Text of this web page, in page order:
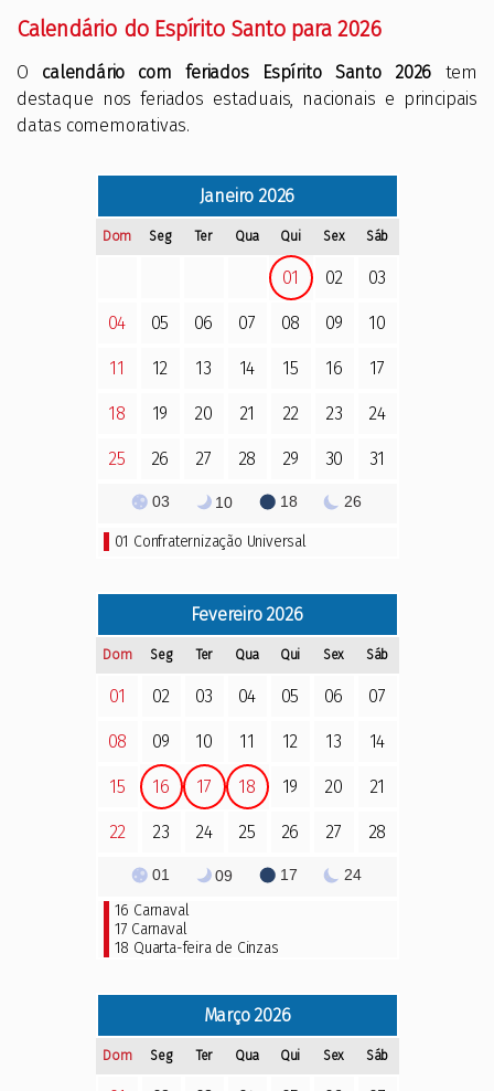
Calendário do Espírito Santo para 2026
O calendário com feriados Espírito Santo 2026 tem
destaque nos feriados estaduais, nacionais e principais
datas comemorativas.
Janeiro 2026
Dom Seg Ter Qua Qui Sex Sáb
01 02 03
04 05 06 07 08 09 10
11 12 13 14 15 16 17
18 19 20 21 22 23 24
25 26 27 28 29 30 31
03 10 18 26
01 Confraternização Universal
Fevereiro2026
Dom Seg Ter Qua Qui Sex Sáb
01 02 03 04 05 06 07
08 09 10 11 12 13 14
15 16 17 18 19 20 21
22 23 24 25 26 27 28
01 09 17 24
16 Carnaval
17 Carnaval
18 Quarta-feira de Cinzas
Março2026
Dom Seg Ter Qua Qui Sex Sáb